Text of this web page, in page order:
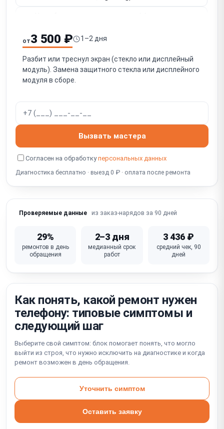
Нет звука / не работает разговорный динамик
Нет громкого звука / не работает громкоговоритель
Нет мобильной сети / SIM-карта не читается
Не работает Wi-Fi / Bluetooth / GPS
Зависает / тормозит / глючит (прошивка, память)
Попадание воды / окисление (коррозия платы)
Неисправна материнская плата
от3 500 ₽ 1–2 дня
Разбит или треснул экран (стекло или дисплейный
модуль). Замена защитного стекла или дисплейного
модуля в сборе.
Вызвать мастера
Согласен на обработкуперсональных данных
Диагностика бесплатно · выезд 0 ₽ · оплата после ремонта
Проверяемые данные из заказ-нарядов за 90 дней
29%
ремонтов в день
обращения
2–3 дня
медианный срок
работ
3 436 ₽
средний чек, 90
дней
Как понять, какой ремонт нужен
телефону: типовые симптомы и
следующий шаг
Выберите свой симптом: блок помогает понять, что могло
выйти из строя, что нужно исключить на диагностике и когда
ремонт возможен в день обращения.
Уточнить симптом
Оставить заявку